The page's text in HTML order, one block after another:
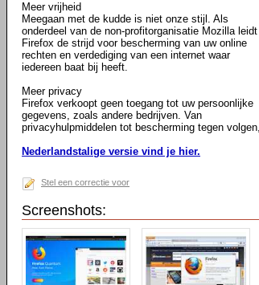
Meer vrijheid
Meegaan met de kudde is niet onze stijl. Als
onderdeel van de non-profitorganisatie Mozilla leidt
Firefox de strijd voor bescherming van uw online
rechten en verdediging van een internet waar
iedereen baat bij heeft.
Meer privacy
Firefox verkoopt geen toegang tot uw persoonlijke
gegevens, zoals andere bedrijven. Van
privacyhulpmiddelen tot bescherming tegen
Nederlandstalige versie vind je hier.
Stel een correctie voor
Screenshots: